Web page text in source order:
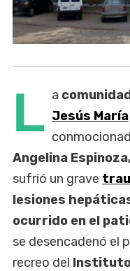
L a
Jesús María
Angelina
sufrió un grave
lesiones
ocurrido en el
se desencadenó el
recreo del Instituto